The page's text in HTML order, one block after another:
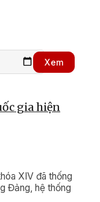
Xem
gia hiện
XIV đã thống
Đảng, hệ thống